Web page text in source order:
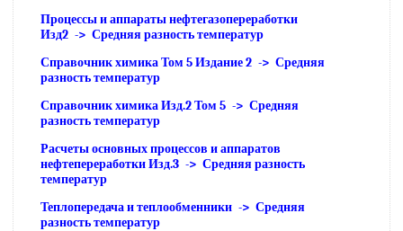
Процессы и аппараты нефтегазопереработки
Изд2 -> Средняя разность температур
Справочник химика Том 5 Издание 2 -> Средняя
разность температур
Справочник химика Изд.2 Том 5 -> Средняя
разность температур
Расчеты основных процессов и аппаратов
нефтепереработки Изд.3 -> Средняя разность
температур
Теплопередача и теплообменники -> Средняя
разность температур